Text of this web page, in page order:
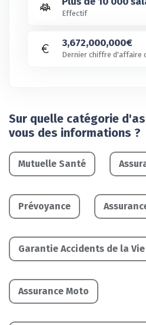
Effectif
3,672,000,000€
Dernier chiffre d'affaire
Sur quelle catégorie
vous des informations ?
Mutuelle Santé
Prévoyance
Garantie Accidents de la Vie
Assurance Moto